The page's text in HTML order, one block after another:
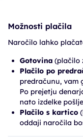
Možnosti plačila
Naročilo lahko
Gotovina (plačilo
Plačilo po
predračunu, vam
Po prejetju
nato izdelke
Plačilo s kartico
oddaji naročila